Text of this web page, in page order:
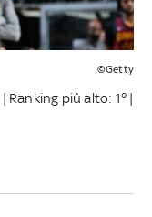
©Getty
| Ranking più alto: 1° |